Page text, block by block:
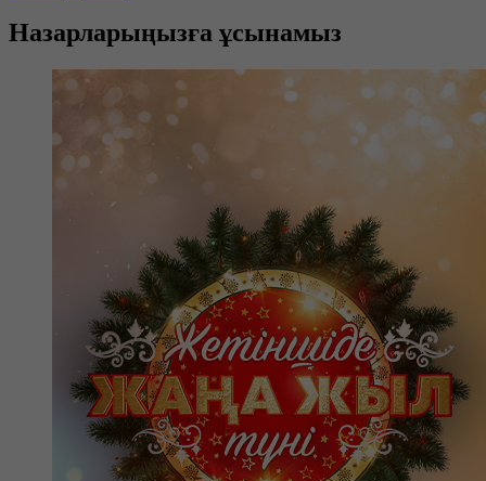
Назарларыңызға ұсынамыз